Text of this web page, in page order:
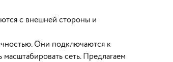
с внешней стороны и
Они подключаются к
сеть. Предлагаем